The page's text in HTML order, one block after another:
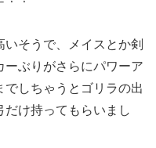
そうで、メイスとか剣
ーぶりがさらにパワーア
しちゃうとゴリラの出
け持ってもらいまし